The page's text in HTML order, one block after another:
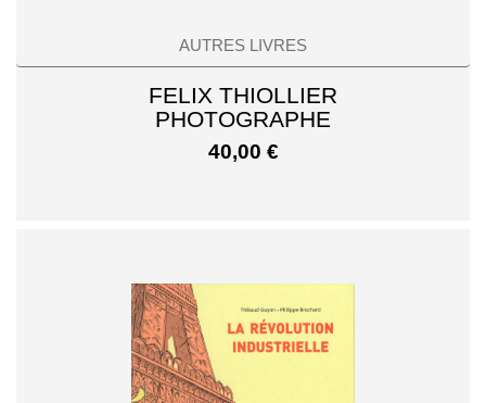
AUTRES LIVRES
FELIX THIOLLIER
PHOTOGRAPHE
40,00 €